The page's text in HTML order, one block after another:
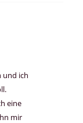
und ich
eine
mir